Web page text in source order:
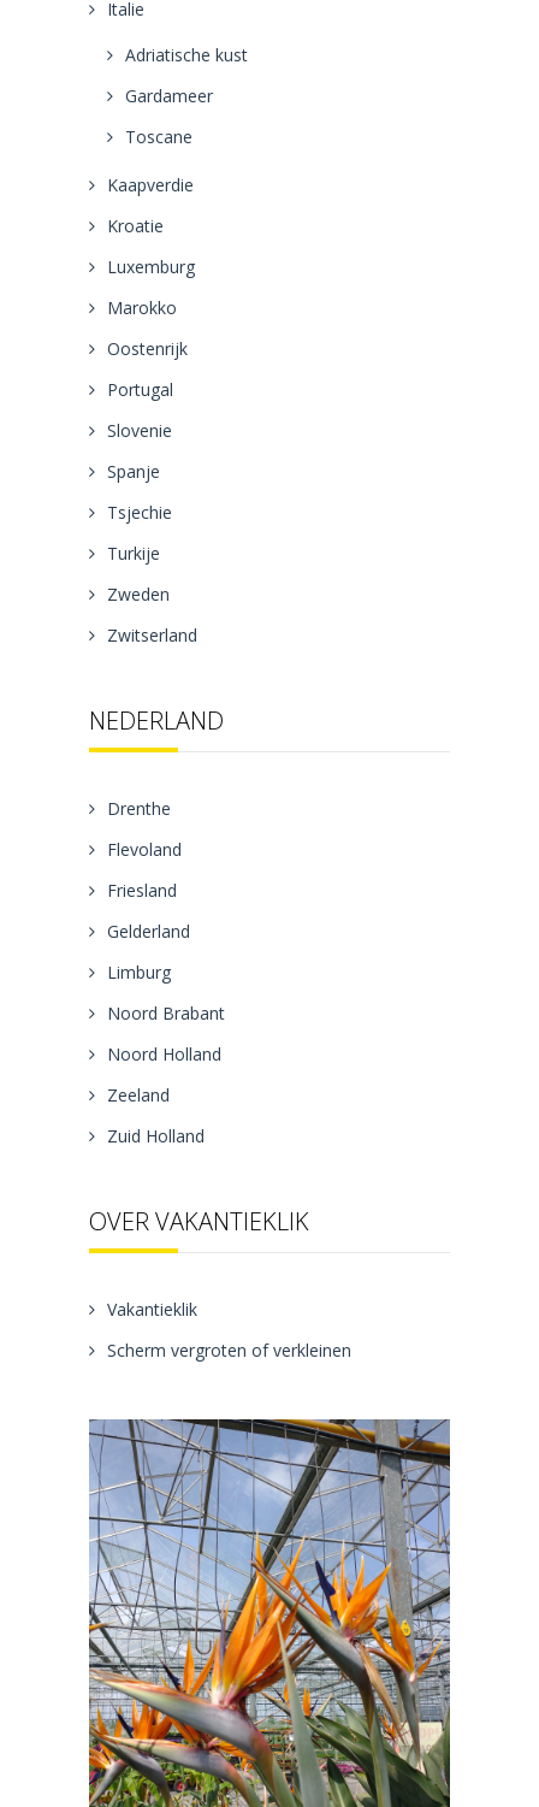
Italie
Adriatische kust
Gardameer
Toscane
Kaapverdie
Kroatie
Luxemburg
Marokko
Oostenrijk
Portugal
Slovenie
Spanje
Tsjechie
Turkije
Zweden
Zwitserland
NEDERLAND
Drenthe
Flevoland
Friesland
Gelderland
Limburg
Noord Brabant
Noord Holland
Zeeland
Zuid Holland
OVER VAKANTIEKLIK
Vakantieklik
Scherm vergroten of verkleinen